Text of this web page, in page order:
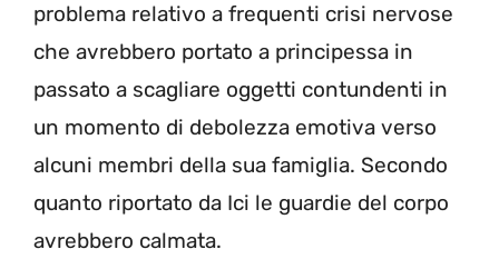
problema relativo a frequenti crisi nervose
che avrebbero portato a principessa in
passato a scagliare oggetti contundenti in
un momento di debolezza emotiva verso
alcuni membri della sua famiglia. Secondo
quanto riportato da Ici le guardie del corpo
avrebbero calmata.